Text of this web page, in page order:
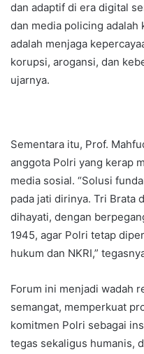
dan adaptif di era digital
dan media policing
adalah menjaga
korupsi, arogansi, dan
ujarnya.
Sementara itu, Prof.
anggota Polri yang kerap
media sosial. “Solusi
pada jati dirinya. Tri Brata
dihayati, dengan
1945, agar Polri tetap
hukum dan NKRI,”
Forum ini menjadi wadah
semangat, memperkuat
komitmen Polri sebagai
tegas sekaligus humanis,